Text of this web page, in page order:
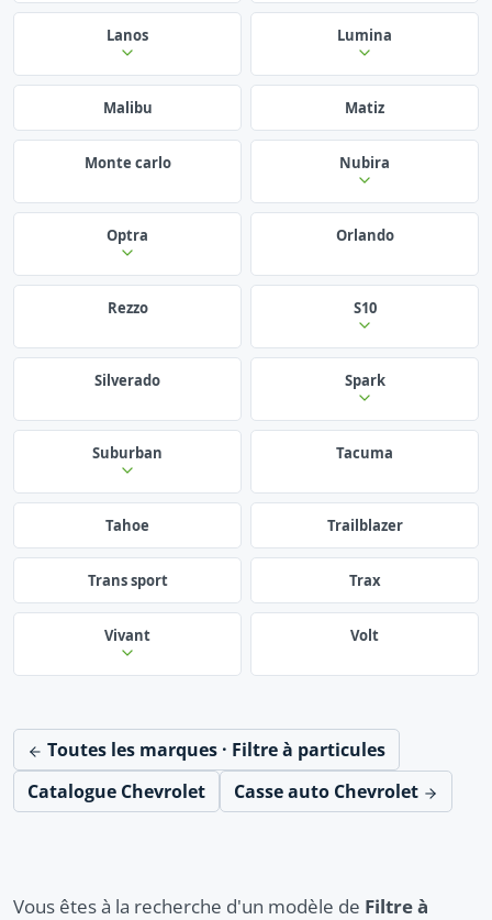
Lanos Lumina
Malibu Matiz
Monte carlo Nubira
Optra Orlando
Rezzo S10
Silverado Spark
Suburban Tacuma
Tahoe Trailblazer
Trans sport Trax
Vivant Volt
Toutes les marques · Filtre à particules
Catalogue Chevrolet
Casse auto Chevrolet
Vous êtes à la recherche d'un modèle de Filtre à